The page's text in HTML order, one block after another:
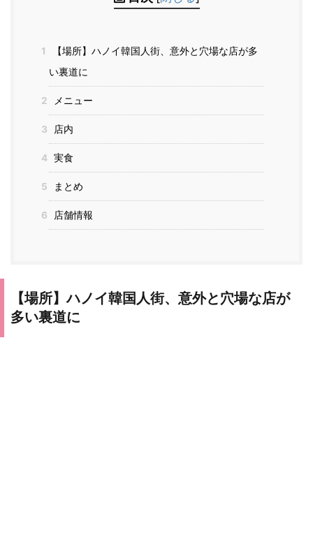
1
【場所】ハノイ韓国人街、意外と穴場な店が多
い裏道に
2 メニュー
3 店内
4 実食
5 まとめ
6 店舗情報
【場所】ハノイ韓国人街、意外と穴場な店が
多い裏道に